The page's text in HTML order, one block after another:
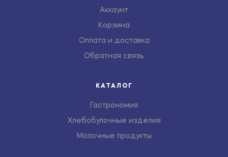
Аккаунт
Корзина
Оплата и доставка
Обратная связь
КАТАЛОГ
Гастрономия
Хлебобулочные изделия
Молочные продукты